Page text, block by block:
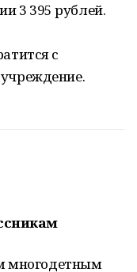
3 395 рублей.
с
учреждение.